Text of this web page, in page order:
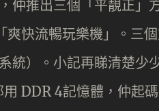
仲推出三個「平靚正」
爽快流暢玩樂機」。三
統）。小記再睇清楚
DDR 4記憶體，仲起